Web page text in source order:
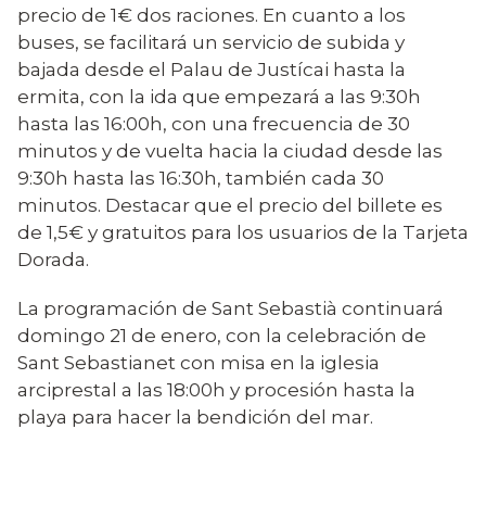
precio de 1€ dos raciones. En cuanto a los
buses, se facilitará un servicio de subida y
bajada desde el Palau de Justícai hasta la
ermita, con la ida que empezará a las 9:30h
hasta las 16:00h, con una frecuencia de 30
minutos y de vuelta hacia la ciudad desde las
9:30h hasta las 16:30h, también cada 30
minutos. Destacar que el precio del billete es
de 1,5€ y gratuitos para los usuarios de la Tarjeta
Dorada.
La programación de Sant Sebastià continuará
domingo 21 de enero, con la celebración de
Sant Sebastianet con misa en la iglesia
arciprestal a las 18:00h y procesión hasta la
playa para hacer la bendición del mar.